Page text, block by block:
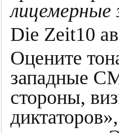
лицемерные
Die Zeit10
Оцените
западные
стороны,